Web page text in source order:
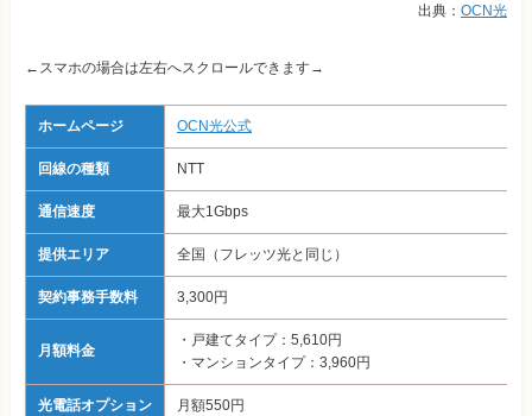
出典： OCN光
←スマホの場合は左右へスクロールできます→
ホームページ OCN光公式
回線の種類 NTT
通信速度 最大1Gbps
提供エリア 全国（フレッツ光と同じ）
契約事務手数料 3,300円
月額料金
・戸建てタイプ：5,610円
・マンションタイプ：3,960円
光電話オプション 月額550円